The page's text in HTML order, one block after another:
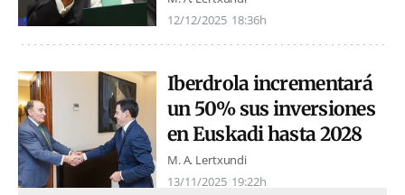
12/12/2025 18:36h
Iberdrola incrementará
un 50% sus inversiones
en Euskadi hasta 2028
M. A. Lertxundi
13/11/2025 19:22h